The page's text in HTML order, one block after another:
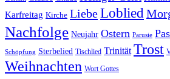
Karfreitag Kirche LiebeLoblied
Nachfolge Neujahr Ostern Parusie
Schöpfung Sterbelied Tischlied Trinität Trost
Weihnachten Wort Gottes